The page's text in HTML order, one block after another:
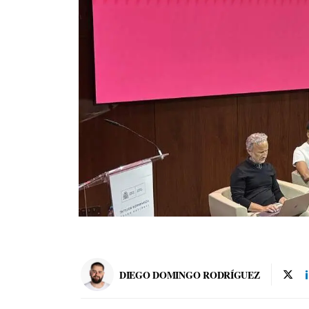
DIEGO DOMINGO RODRÍGUEZ